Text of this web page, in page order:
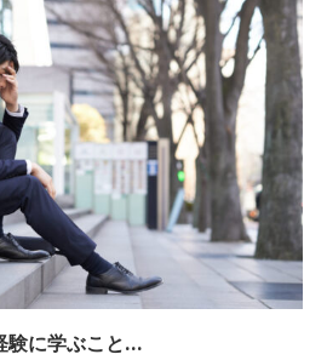
験に学ぶこと...